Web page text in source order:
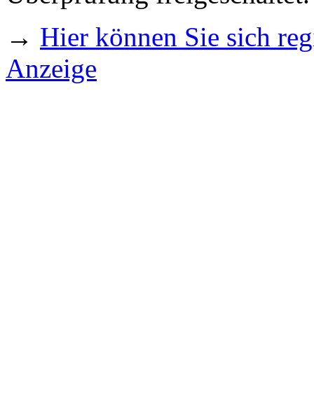
→ Hier können Sie sich
Anzeige